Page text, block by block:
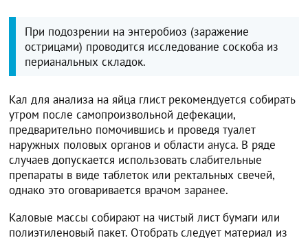
При подозрении на энтеробиоз (заражение
острицами) проводится исследование соскоба из
перианальных складок.
Кал для анализа на яйца глист рекомендуется собирать
утром после самопроизвольной дефекации,
предварительно помочившись и проведя туалет
наружных половых органов и области ануса. В ряде
случаев допускается использовать слабительные
препараты в виде таблеток или ректальных свечей,
однако это оговаривается врачом заранее.
Каловые массы собирают на чистый лист бумаги или
полиэтиленовый пакет. Отобрать следует материал из